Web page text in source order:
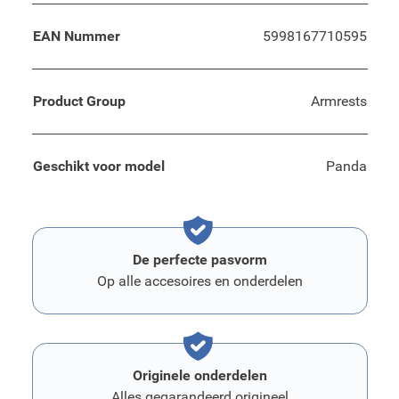
EAN Nummer 5998167710595
Product Group Armrests
Geschikt voor model Panda
De perfecte pasvorm
Op alle accesoires en onderdelen
Originele onderdelen